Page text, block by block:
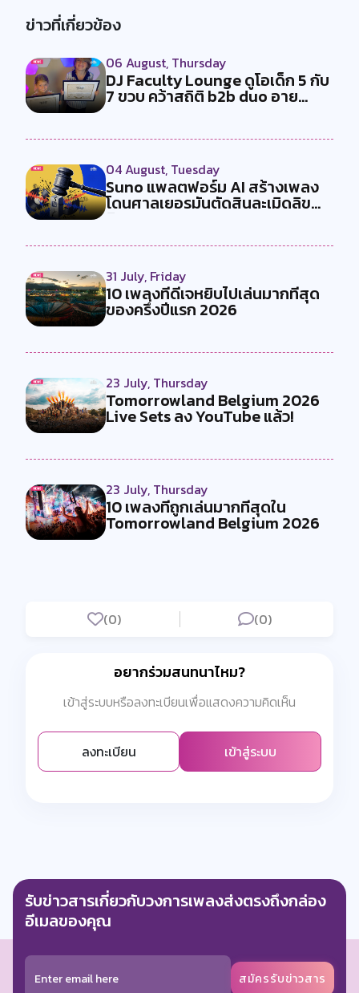
ข่าวที่เกี่ยวข้อง
06 August, Thursday
DJ Faculty Lounge ดูโอเด็ก 5 กับ
7 ขวบ คว้าสถิติ b2b duo อาย...
04 August, Tuesday
Suno แพลตฟอร์ม AI สร้างเพลง
โดนศาลเยอรมันตัดสินละเมิดลิข
31 July, Friday
10 เพลงที่ดีเจหยิบไปเล่นมากที่สุด
ของครึ่งปีแรก 2026
23 July, Thursday
Tomorrowland Belgium 2026
Live Sets ลง YouTube แล้ว!
23 July, Thursday
10 เพลงที่ถูกเล่นมากที่สุดใน
Tomorrowland Belgium 2026
(0) (0)
อยากร่วมสนทนาไหม?
เข้าสู่ระบบหรือลงทะเบียนเพื่อแสดงความคิดเห็น
ลงทะเบียน เข้าสู่ระบบ
รับข่าวสารเกี่ยวกับวงการเพลงส่งตรงถึงกล่อง
อีเมลของคุณ
สมัครรับข่าวสาร